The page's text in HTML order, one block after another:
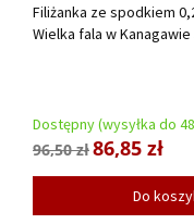
Filiżanka ze spodkiem
Wielka fala w Kanagawie
Dostępny (wysyłka do
96,50 zł86,85 zł
Do